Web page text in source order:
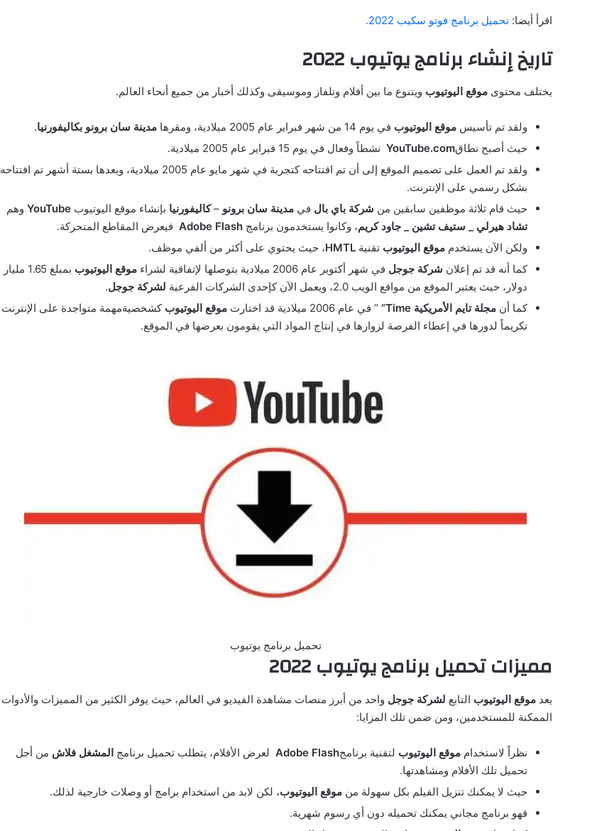
اقرأ أيضا: تحميل برنامج فوتو سكيب 2022.
تاريخ إنشاء برنامج يوتيوب 2022
يختلف محتوى موقع اليوتيوب ويتنوع ما بين أفلام وتلفاز وموسيقى وكذلك أخبار من جميع أنحاء العالم.
ولقد تم تأسيس موقع اليوتيوب في يوم 14 من شهر فبراير عام 2005 ميلادية، ومقرها مدينة سان برونو بكاليفورنيا.
حيث أصبح نطاقYouTube.com نشطاً وفعال في يوم 15 فبراير عام 2005 ميلادية.
ولقد تم العمل على تصميم الموقع إلى أن تم افتتاحه كتجربة في شهر مايو عام 2005 ميلادية، وبعدها بستة أشهر تم افتتاحه
بشكل رسمي على الإنترنت.
حيث قام ثلاثة موظفين سابقين من شركة باي بال في مدينة سان برونو –كاليفورنيا بإنشاء موقع اليوتيوب YouTube وهم
تشاد هيرلي _ ستيف تشين _ جاود كريم، وكانوا يستخدمون برنامج Adobe Flash فيعرض المقاطع المتحركة.
ولكن الآن يستخدم موقع اليوتيوب تقنية HMTL، حيث يحتوي على أكثر من ألفي موظف.
كما أنه قد تم إعلان شركة جوجل في شهر أكتوبر عام 2006 ميلادية بتوصلها لإتفاقية لشراء موقع اليوتيوب
بمبلغ 1.65 مليار
دولار، حيث يعتبر الموقع من مواقع الويب 2.0، ويعمل الآن كإحدى الشركات الفرعية
لشركة جوجل.
كما أن مجلة تايم الأمريكية Time” ” في عام 2006 ميلادية قد اختارت موقع اليوتيوبكشخصيةمهمة متواجدة على الإنترنت
تكريماً لدورها في إعطاء الفرصة لزوارها في إنتاج المواد التي يقومون بعرضها في الموقع.
تحميل برنامج يوتيوب
مميزات تحميل برنامج يوتيوب 2022
يعد موقع اليوتيوب التابع لشركة جوجل واحد من أبرز منصات مشاهدة الفيديو في العالم، حيث يوفر الكثير من المميزات والأدوات
الممكنة للمستخدمين، ومن ضمن تلك المزايا:
نظراً لاستخدام موقع اليوتيوب لتقنية برنامجAdobe Flash لعرض الأفلام، يتطلب تحميل برنامج المشغل فلاش من أجل
تحميل تلك الأفلام ومشاهدتها.
حيث لا يمكنك تنزيل الفيلم بكل سهولة من موقع اليوتيوب، لكن لابد من استخدام برامج أو وصلات خارجية لذلك.
فهو برنامج مجاني يمكنك تحميله دون أي رسوم شهرية.